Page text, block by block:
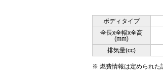
ボディタイプ
全長x全幅x全高
(mm)
排気量(cc)
※ 燃費情報は定められた